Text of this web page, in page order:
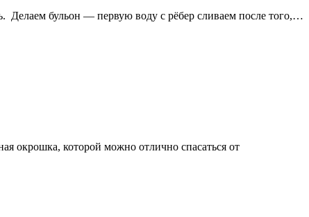
Делаем бульон — первую воду с рёбер сливаем после того,…
окрошка, которой можно отлично спасаться от